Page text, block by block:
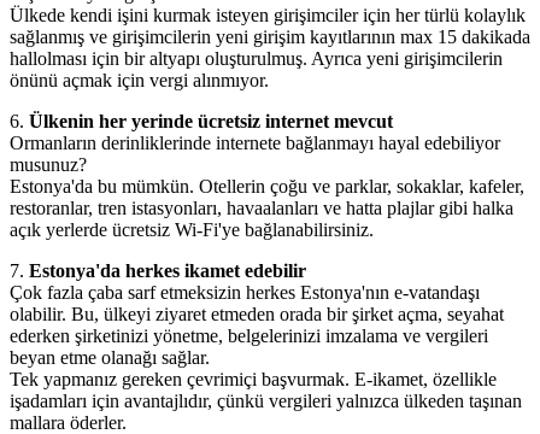
Ülkede kendi işini kurmak isteyen girişimciler için her türlü kolaylık
sağlanmış ve girişimcilerin yeni girişim kayıtlarının max 15 dakikada
hallolması için bir altyapı oluşturulmuş. Ayrıca yeni girişimcilerin
önünü açmak için vergi alınmıyor.
6. Ülkenin her yerinde ücretsiz internet mevcut
Ormanların derinliklerinde internete bağlanmayı hayal edebiliyor
musunuz?
Estonya'da bu mümkün. Otellerin çoğu ve parklar, sokaklar, kafeler,
restoranlar, tren istasyonları, havaalanları ve hatta plajlar gibi halka
açık yerlerde ücretsiz Wi-Fi'ye bağlanabilirsiniz.
7. Estonya'da herkes ikamet edebilir
Çok fazla çaba sarf etmeksizin herkes Estonya'nın e-vatandaşı
olabilir. Bu, ülkeyi ziyaret etmeden orada bir şirket açma, seyahat
ederken şirketinizi yönetme, belgelerinizi imzalama ve vergileri
beyan etme olanağı sağlar.
Tek yapmanız gereken çevrimiçi başvurmak. E-ikamet, özellikle
işadamları için avantajlıdır, çünkü vergileri yalnızca ülkeden taşınan
mallara öderler.